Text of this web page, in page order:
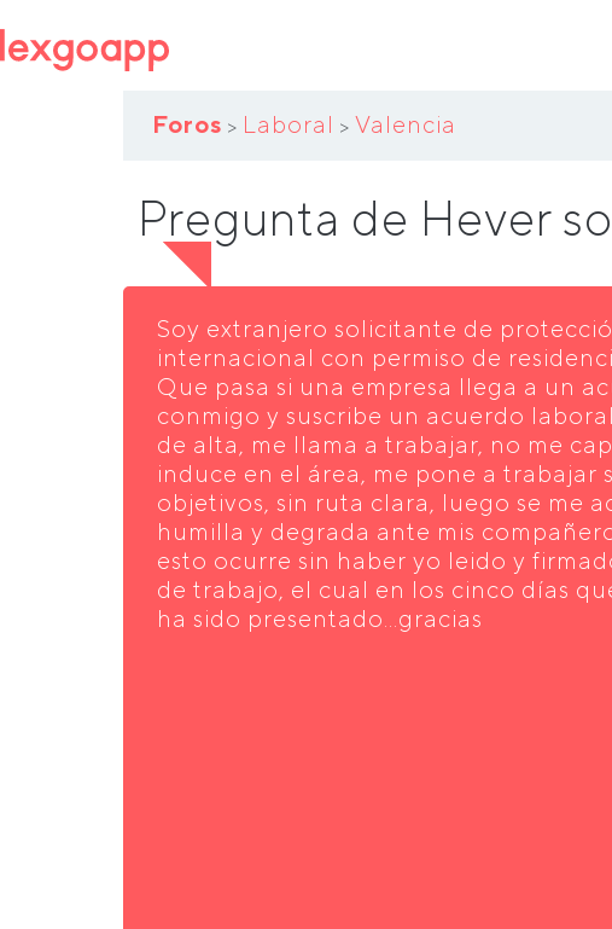
Foros > Laboral > Valencia
Pregunta de Hever
Soy extranjero solicitante de
internacional con permiso de
Que pasa si una empresa llega a un
conmigo y suscribe un acuerdo
de alta, me llama a trabajar, no me
induce en el área, me pone a trabajar
objetivos, sin ruta clara, luego se me
humilla y degrada ante mis
esto ocurre sin haber yo leido y
de trabajo, el cual en los cinco días
ha sido presentado...gracias